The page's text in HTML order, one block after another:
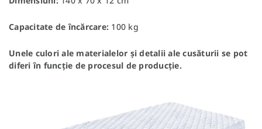
Capacitate de încărcare: 100 kg
Unele culori ale materialelor și detalii ale cusăturii se pot
diferi în funcție de procesul de producție.